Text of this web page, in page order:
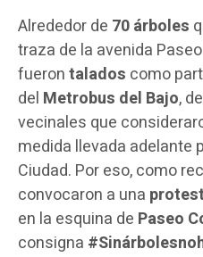
Alrededor de 70 árboles
traza de la avenida
fuerontalados como
del Metrobus del Bajo,
vecinales que
medida llevada adelante
Ciudad. Por eso, como
convocaron a una
en la esquina de Paseo
consigna